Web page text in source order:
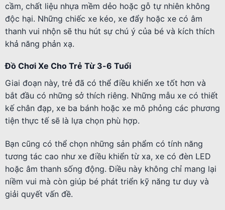
cầm, chất liệu nhựa mềm dẻo hoặc gỗ tự nhiên không
độc hại. Những chiếc xe kéo, xe đẩy hoặc xe có âm
thanh vui nhộn sẽ thu hút sự chú ý của bé và kích thích
khả năng phản xạ.
Đồ Chơi Xe Cho Trẻ Từ 3-6 Tuổi
Giai đoạn này, trẻ đã có thể điều khiển xe tốt hơn và
bắt đầu có những sở thích riêng. Những mẫu xe có thiết
kế chân đạp, xe ba bánh hoặc xe mô phỏng các phương
tiện thực tế sẽ là lựa chọn phù hợp.
Bạn cũng có thể chọn những sản phẩm có tính năng
tương tác cao như xe điều khiển từ xa, xe có đèn LED
hoặc âm thanh sống động. Điều này không chỉ mang lại
niềm vui mà còn giúp bé phát triển kỹ năng tư duy và
giải quyết vấn đề.